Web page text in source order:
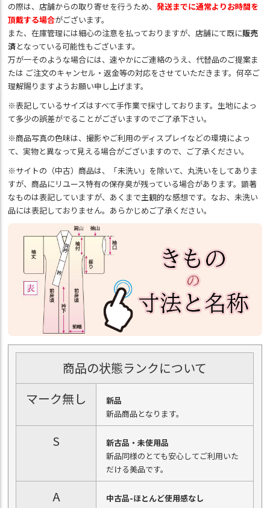
の際は、店舗からの取り寄せを行うため、発送までに通常よりお時間を
頂戴する場合がございます。
また、在庫管理には細心の注意を払っておりますが、店舗にて既に販売
済となっている可能性もございます。
万が一そのような場合には、速やかにご連絡のうえ、代替品のご提案ま
たは ご注文のキャンセル・返金等の対応をさせていただきます。何卒ご
理解賜りますようお願い申し上げます。
※表記しているサイズはすべて手作業で採寸しております。生地によっ
て多少の誤差がでることがございますのでご了承下さい。
※商品写真の色味は、撮影やご利用のディスプレイなどの環境によっ
て、実物と異なって見える場合がございますので、ご了承ください。
※サイトの（中古）商品は、「未洗い」を除いて、丸洗いをしてありま
すが、商品にリユース特有の保存臭が残っている場合があります。顕著
なものは表記していますが、あくまで主観的な感想です。なお、未洗い
品には表記しておりません。あらかじめご了承ください。
商品の状態ランクについて
マーク無し
新品
新品商品となります。
S
新古品・未使用品
新品同様のとても安心してご利用いた
だける美品です。
A
中古品-ほとんど使用感なし